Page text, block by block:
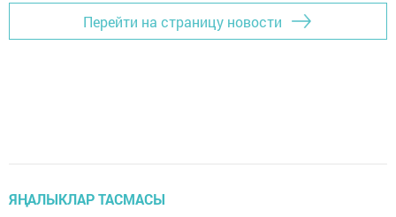
Перейти на страницу новости
ЯҢАЛЫКЛАР ТАСМАСЫ